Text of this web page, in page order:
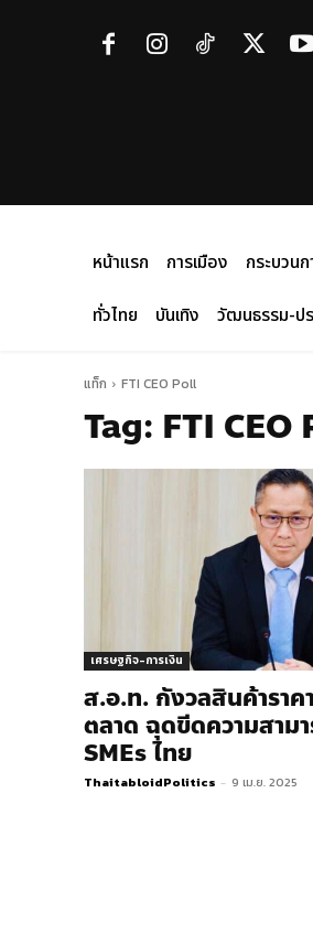
หน้าแรก การเมือง กระบวน
ทั่วไทย
บันเทิง วัฒนธรรม-ป
แท็ก FTI CEO Poll
Tag: FTI CEO
เศรษฐกิจ-การเงิน
ส.อ.ท. กังวลสินค้ารา
ตลาด ฉุดขีดความสาม
SMEs ไทย
ThaitabloidPolitics - 9 เม.ย. 2025